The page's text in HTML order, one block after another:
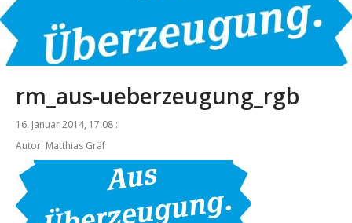
rm_aus-ueberzeugung_rgb
16. Januar 2014, 17:08 ::
Autor: Matthias Gräf